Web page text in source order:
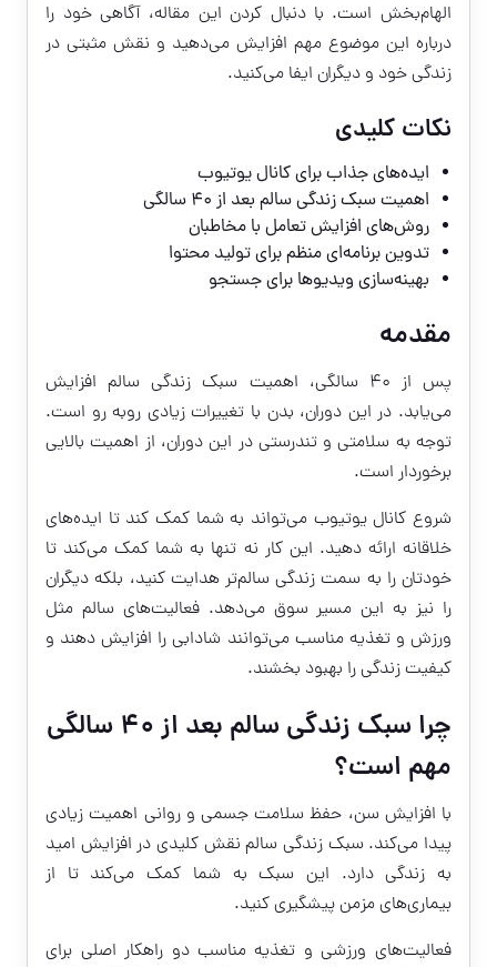
الهام‌بخش است. با دنبال کردن این مقاله، آگاهی خود را
درباره این موضوع مهم افزایش می‌دهید و نقش مثبتی در
زندگی خود و دیگران ایفا می‌کنید.
نکات کلیدی
ایده‌های جذاب برای کانال یوتیوب
اهمیت سبک زندگی سالم بعد از ۴۰ سالگی
روش‌های افزایش تعامل با مخاطبان
تدوین برنامه‌ای منظم برای تولید محتوا
بهینه‌سازی ویدیوها برای جستجو
مقدمه
پس از ۴۰ سالگی، اهمیت سبک زندگی سالم افزایش
می‌یابد. در این دوران، بدن با تغییرات زیادی روبه رو است.
توجه به سلامتی و تندرستی در این دوران، از اهمیت بالایی
برخوردار است.
شروع کانال یوتیوب می‌تواند به شما کمک کند تا ایده‌های
خلاقانه ارائه دهید. این کار نه تنها به شما کمک می‌کند تا
خودتان را به سمت زندگی سالم‌تر هدایت کنید، بلکه دیگران
را نیز به این مسیر سوق می‌دهد. فعالیت‌های سالم مثل
ورزش و تغذیه مناسب می‌توانند شادابی را افزایش دهند و
کیفیت زندگی را بهبود بخشند.
چرا سبک زندگی سالم بعد از ۴۰ سالگی
مهم است؟
با افزایش سن، حفظ سلامت جسمی و روانی اهمیت زیادی
پیدا می‌کند. سبک زندگی سالم نقش کلیدی در افزایش امید
به زندگی دارد. این سبک به شما کمک می‌کند تا از
بیماری‌های مزمن پیشگیری کنید.
فعالیت‌های ورزشی و تغذیه مناسب دو راهکار اصلی برای